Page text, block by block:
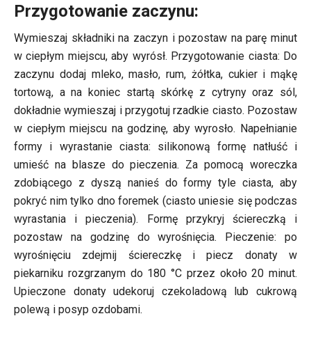
Przygotowanie zaczynu:
Wymieszaj składniki na zaczyn i pozostaw na parę minut
w ciepłym miejscu, aby wyrósł. Przygotowanie ciasta: Do
zaczynu dodaj mleko, masło, rum, żółtka, cukier i mąkę
tortową, a na koniec startą skórkę z cytryny oraz sól,
dokładnie wymieszaj i przygotuj rzadkie ciasto. Pozostaw
w ciepłym miejscu na godzinę, aby wyrosło. Napełnianie
formy i wyrastanie ciasta: silikonową formę natłuść i
umieść na blasze do pieczenia. Za pomocą woreczka
zdobiącego z dyszą nanieś do formy tyle ciasta, aby
pokryć nim tylko dno foremek (ciasto uniesie się podczas
wyrastania i pieczenia). Formę przykryj ściereczką i
pozostaw na godzinę do wyrośnięcia. Pieczenie: po
wyrośnięciu zdejmij ściereczkę i piecz donaty w
piekarniku rozgrzanym do 180 °C przez około 20 minut.
Upieczone donaty udekoruj czekoladową lub cukrową
polewą i posyp ozdobami.